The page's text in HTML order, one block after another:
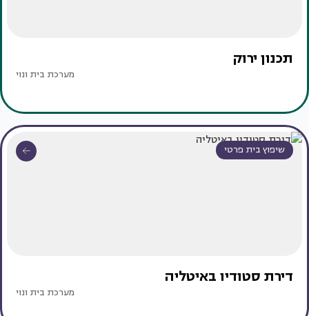
תכנון ירוק
מערכת בית ונוי
שיפוץ בית פרטי
דירת סטודיו באיטליה
מערכת בית ונוי